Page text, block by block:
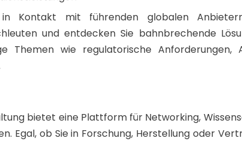
Kontakt mit führenden globalen
und entdecken Sie bahnbrechende
Themen wie regulatorische Anforderungen,
bietet eine Plattform für Networking,
Egal, ob Sie in Forschung, Herstellung oder